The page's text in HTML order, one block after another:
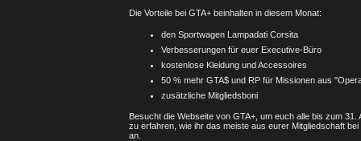
Die Vorteile bei GTA+ beinhalten in diesem Monat:
den Sportwagen Lampadati Corsita
Verbesserungen für euer Executive-Büro
kostenlose Kleidung und Accessoires
50 % mehr GTA$ und RP für Missionen aus
zusätzliche Mitgliedsboni
Besucht die Webseite von GTA+, um euch alle bis zum
zu erfahren, wie ihr das meiste aus eurer Mitgliedschaft
an.